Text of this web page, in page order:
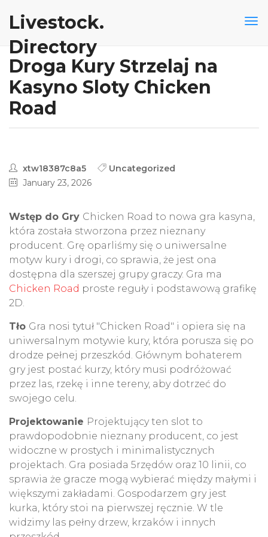
Livestock.
Directory
Droga Kury Strzelaj na
Kasyno Sloty Chicken
Road
xtw18387c8a5
Uncategorized
January 23, 2026
Wstęp do Gry Chicken Road to nowa gra kasyna,
która została stworzona przez nieznany
producent. Grę oparliśmy się o uniwersalne
motyw kury i drogi, co sprawia, że jest ona
dostępna dla szerszej grupy graczy. Gra ma
Chicken Road proste reguły i podstawową grafikę
2D.
Tło Gra nosi tytuł "Chicken Road" i opiera się na
uniwersalnym motywie kury, która porusza się po
drodze pełnej przeszkód. Głównym bohaterem
gry jest postać kurzy, który musi podróżować
przez las, rzekę i inne tereny, aby dotrzeć do
swojego celu.
Projektowanie Projektujący ten slot to
prawdopodobnie nieznany producent, co jest
widoczne w prostych i minimalistycznych
projektach. Gra posiada 5rzędów oraz 10 linii, co
sprawia że gracze mogą wybierać między małymi i
większymi zakładami. Gospodarzem gry jest
kurka, który stoi na pierwszej ręcznie. W tle
widzimy las pełny drzew, krzaków i innych